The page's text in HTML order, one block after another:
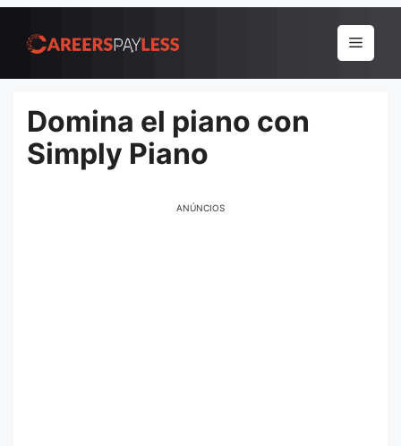
para
conteúdo
Menu
Domina el piano con
Simply Piano
ANÚNCIOS